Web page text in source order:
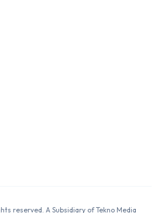
reserved. A Subsidiary of Tekno Media